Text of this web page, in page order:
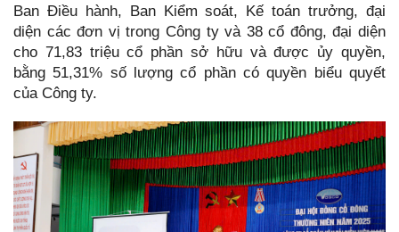
Ban Điều hành, Ban Kiểm soát, Kế toán trưởng, đại
diện các đơn vị trong Công ty và 38 cổ đông, đại diện
cho 71,83 triệu cổ phần sở hữu và được ủy quyền,
bằng 51,31% số lượng cổ phần có quyền biểu quyết
của Công ty.